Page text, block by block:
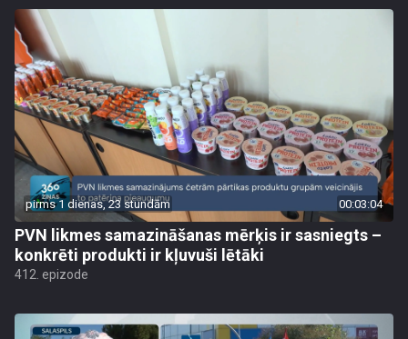
pirms 1 dienas, 23 stundām 00:03:04
PVN likmes samazināšanas mērķis ir sasniegts –
konkrēti produkti ir kļuvuši lētāki
412. epizode